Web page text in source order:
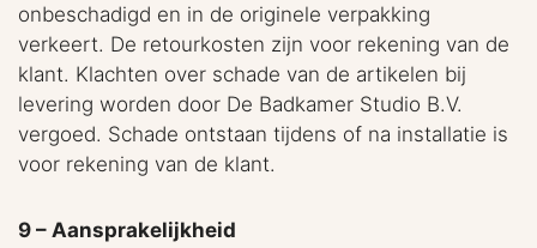
onbeschadigd en in de originele verpakking
verkeert. De retourkosten zijn voor rekening van de
klant. Klachten over schade van de artikelen bij
levering worden door De Badkamer Studio B.V.
vergoed. Schade ontstaan tijdens of na installatie is
voor rekening van de klant.
9 – Aansprakelijkheid